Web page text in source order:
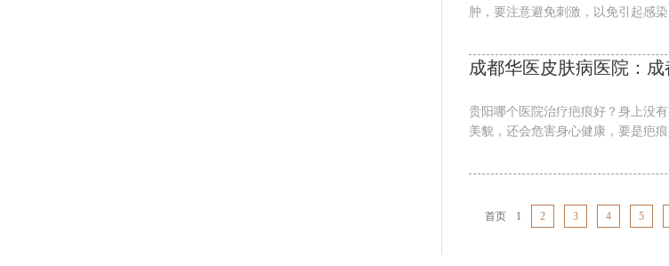
肿，要注意避免刺激，以免引起感
成都华医皮肤病医院：
贵阳哪个医院治疗疤痕好？身上没
美貌，还会危害身心健康，要是疤
首页 1 2 3 4 5